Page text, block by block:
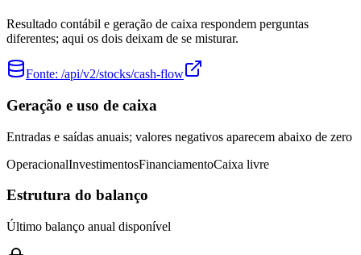
Resultado contábil e geração de caixa respondem perguntas
diferentes; aqui os dois deixam de se misturar.
Fonte: /api/v2/stocks/cash-flow
Geração e uso de caixa
Entradas e saídas anuais; valores negativos aparecem abaixo de zero
OperacionalInvestimentosFinanciamentoCaixa livre
Estrutura do balanço
Último balanço anual disponível